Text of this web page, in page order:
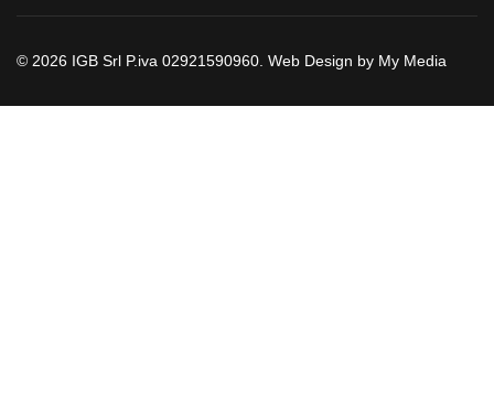
© 2026 IGB Srl P.iva 02921590960. Web Design by My Media